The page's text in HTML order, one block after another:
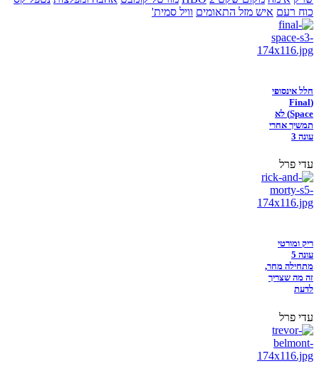
כוח רעם איש מזל התאומים וויל סמית'
חלל אינסופי
(Final
Space) לא
תמשיך אחרי
עונה 3
עדי פרל
ריק ומורטי
עונה 5
מתחילה מחר,
זה מה שצריך
לדעת
עדי פרל